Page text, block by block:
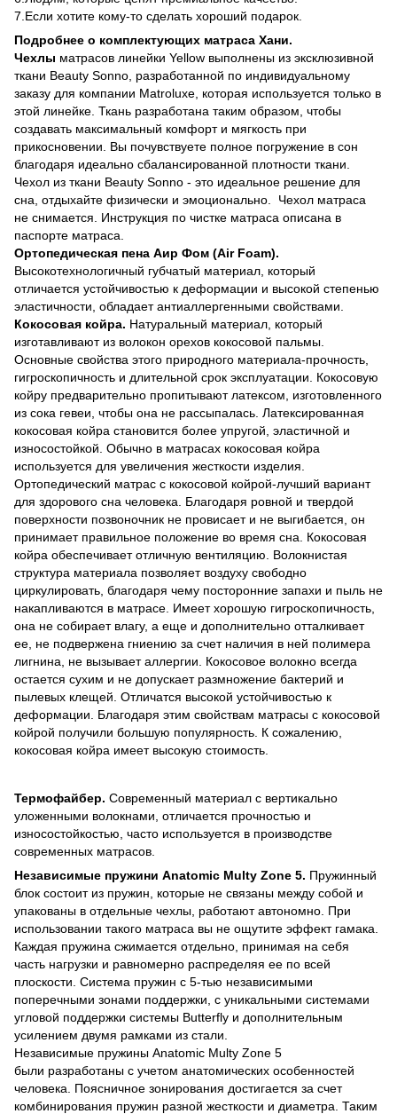
7.Если хотите кому-то сделать хороший подарок.
Подробнее о комплектующих матраса Хани.
Чехлы матрасов линейки Yellow выполнены из эксклюзивной
ткани Beauty Sonno, разработанной по индивидуальному
заказу для компании Matroluxe, которая используется только в
этой линейке. Ткань разработана таким образом, чтобы
создавать максимальный комфорт и мягкость при
прикосновении. Вы почувствуете полное погружение в сон
благодаря идеально сбалансированной плотности ткани.
Чехол из ткани Beauty Sonno - это идеальное решение для
сна, отдыхайте физически и эмоционально. Чехол матраса
не снимается. Инструкция по чистке матраса описана в
паспорте матраса.
Ортопедическая пена Аир Фом (Air Foam).
Высокотехнологичный губчатый материал, который
отличается устойчивостью к деформации и высокой степенью
эластичности, обладает антиаллергенными свойствами.
Кокосовая койра. Натуральный материал, который
изготавливают из волокон орехов кокосовой пальмы.
Основные свойства этого природного материала-прочность,
гигроскопичность и длительной срок эксплуатации. Кокосовую
койру предварительно пропитывают латексом, изготовленного
из сока гевеи, чтобы она не рассыпалась. Латексированная
кокосовая койра становится более упругой, эластичной и
износостойкой. Обычно в матрасах кокосовая койра
используется для увеличения жесткости изделия.
Ортопедический матрас с кокосовой койрой-лучший вариант
для здорового сна человека. Благодаря ровной и твердой
поверхности позвоночник не провисает и не выгибается, он
принимает правильное положение во время сна. Кокосовая
койра обеспечивает отличную вентиляцию. Волокнистая
структура материала позволяет воздуху свободно
циркулировать, благодаря чему посторонние запахи и пыль не
накапливаются в матрасе. Имеет хорошую гигроскопичность,
она не собирает влагу, а еще и дополнительно отталкивает
ее, не подвержена гниению за счет наличия в ней полимера
лигнина, не вызывает аллергии. Кокосовое волокно всегда
остается сухим и не допускает размножение бактерий и
пылевых клещей. Отличатся высокой устойчивостью к
деформации. Благодаря этим свойствам матрасы с кокосовой
койрой получили большую популярность. К сожалению,
кокосовая койра имеет высокую стоимость.
Термофайбер. Современный материал с вертикально
уложенными волокнами, отличается прочностью и
износостойкостью, часто используется в производстве
современных матрасов.
Независимые пружини Anatomic Multy Zone 5. Пружинный
блок состоит из пружин, которые не связаны между собой и
упакованы в отдельные чехлы, работают автономно. При
использовании такого матраса вы не ощутите эффект гамака.
Каждая пружина сжимается отдельно, принимая на себя
часть нагрузки и равномерно распределяя ее по всей
плоскости. Система пружин с 5-тью независимыми
поперечными зонами поддержки, с уникальными системами
угловой поддержки системы Butterfly и дополнительным
усилением двумя рамками из стали.
Независимые пружины Anatomic Multy Zone 5
были разработаны с учетом анатомических особенностей
человека. Поясничное зонирования достигается за счет
комбинирования пружин разной жесткости и диаметра. Таким